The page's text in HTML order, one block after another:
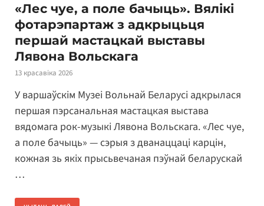
«Лес чуе, а поле бачыць». Вялікі
фотарэпартаж з адкрыцьця
першай мастацкай выставы
Лявона Вольскага
13 красавіка 2026
У варшаўскім Музеі Вольнай Беларусі адкрылася
першая пэрсанальная мастацкая выстава
вядомага рок-музыкі Лявона Вольскага. «Лес чуе,
а поле бачыць» — сэрыя з дванаццаці карцін,
кожная зь якіх прысьвечаная пэўнай беларускай
…